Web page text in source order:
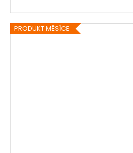
PRODUKT MĚSÍCE